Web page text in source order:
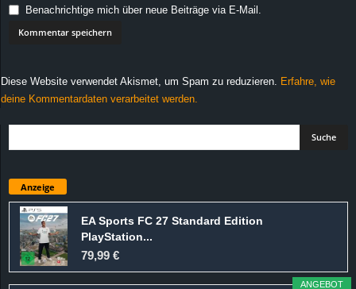
Benachrichtige mich über neue Beiträge via E-Mail.
Diese Website verwendet Akismet, um Spam zu reduzieren. Erfahre, wie
deine Kommentardaten verarbeitet werden.
Anzeige
EA Sports FC 27 Standard Edition
PlayStation...
79,99 €
ANGEBOT